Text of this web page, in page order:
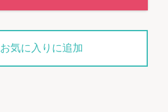
お気に入りに追加